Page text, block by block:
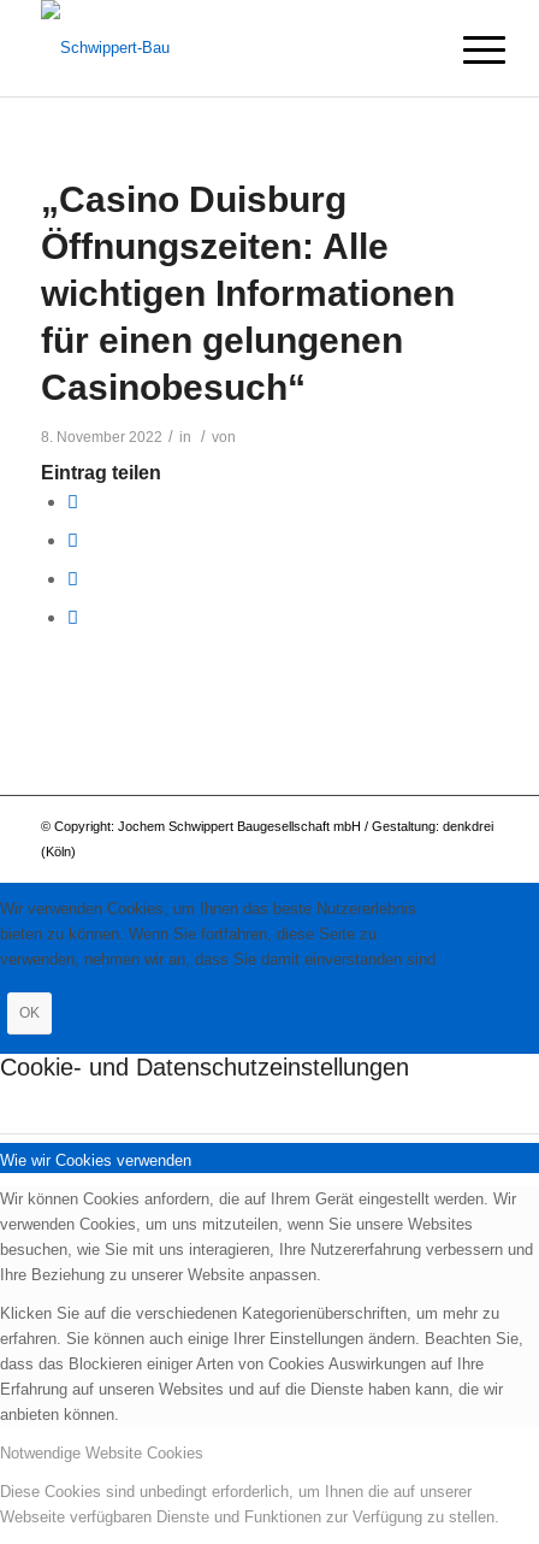
„Casino Duisburg
Öffnungszeiten: Alle
wichtigen Informationen
für einen gelungenen
Casinobesuch“
8. November 2022 / in / von
Eintrag teilen
© Copyright: Jochem Schwippert Baugesellschaft mbH / Gestaltung: denkdrei
(Köln)
Wir verwenden Cookies, um Ihnen das beste Nutzererlebnis
bieten zu können. Wenn Sie fortfahren, diese Seite zu
verwenden, nehmen wir an, dass Sie damit einverstanden sind
OK
Cookie- und Datenschutzeinstellungen
Wie wir Cookies verwenden
Wir können Cookies anfordern, die auf Ihrem Gerät eingestellt werden. Wir
verwenden Cookies, um uns mitzuteilen, wenn Sie unsere Websites
besuchen, wie Sie mit uns interagieren, Ihre Nutzererfahrung verbessern und
Ihre Beziehung zu unserer Website anpassen.
Klicken Sie auf die verschiedenen Kategorienüberschriften, um mehr zu
erfahren. Sie können auch einige Ihrer Einstellungen ändern. Beachten Sie,
dass das Blockieren einiger Arten von Cookies Auswirkungen auf Ihre
Erfahrung auf unseren Websites und auf die Dienste haben kann, die wir
anbieten können.
Notwendige Website Cookies
Diese Cookies sind unbedingt erforderlich, um Ihnen die auf unserer
Webseite verfügbaren Dienste und Funktionen zur Verfügung zu stellen.